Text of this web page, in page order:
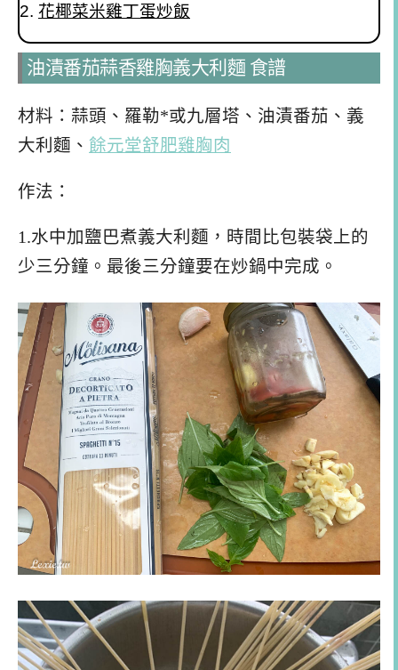
花椰菜米雞丁蛋炒飯
油漬番茄蒜香雞胸義大利麵 食譜
材料：蒜頭、羅勒*或九層塔、油漬番茄、義
大利麵、 餘元堂舒肥雞胸肉
作法：
1.水中加鹽巴煮義大利麵，時間比包裝袋上的
少三分鐘。最後三分鐘要在炒鍋中完成。